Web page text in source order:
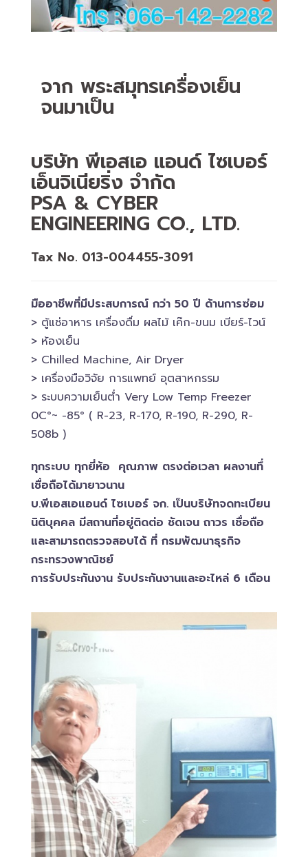
จาก พระสมุทรเครื่องเย็น
จนมาเป็น
บริษัท พีเอสเอ แอนด์ ไซเบอร์
เอ็นจิเนียริ่ง จำกัด
PSA & CYBER
ENGINEERING CO., LTD.
Tax No. 013-004455-3091
มืออาชีพที่มีประสบการณ์ กว่า 50 ปี ด้านการซ่อม
> ตู้แช่อาหาร เครื่องดื่ม ผลไม้ เค๊ก-ขนม เบียร์-ไวน์​
> ห้องเย็น
> Chilled​ Machine, Air Dryer
> เครื่องมือวิจัย การแพทย์​ อุตสาหกรรม
> ระบบความเย็นต่ำ Very Low Temp Freezer
0C°~ -​85° ( R-23, R-170, R-190, R-290, R-
508b )
ทุกระบบ ทุกยี่ห้อ คุณภาพ ตรงต่อเวลา ผลงานทึ่
เชื่อถือได้มายาวนาน
บ.พีเอสเอ​แอนด์ ไซเบอร์​ จก. เป็นบริษัทจดทะเบียน
นิติบุคคล​ มีสถานที่อยู่ติดต่อ ชัดเจน ถาวร เชื่อถือ
และสามารถตรวจสอบ​ได้ ที่ กรมพัฒนาธุรกิจ​
กระทรวงพาณิชย์
การรับประกันงาน รับประกันงานและอะไหล่ 6 เดือน